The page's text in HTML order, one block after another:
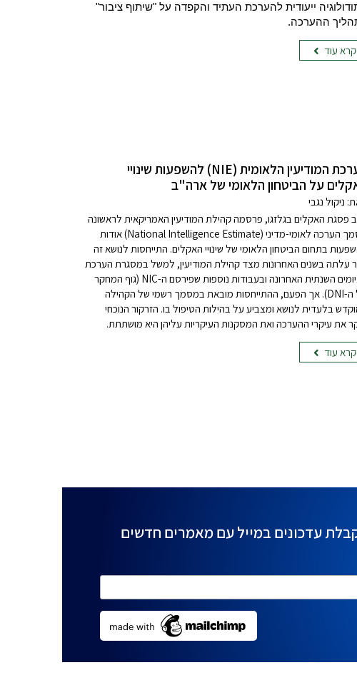
ייעודית להערכת העתיד והקפדה על "שיתוף ציבור"
ההערכה.
קרא עוד
הערכת המודיעין הלאומית (NIE) להשפעות שינויי
על הביטחון הלאומי של ארה"ב
ניקול נגבי
פסגת האקלים בגלזגו, פרסמה קהילת המודיעין האמריקאית לראשונה
מסמך הערכה לאומי-מדיני (National Intelligence Estimate) אודות
בתחום הביטחון הלאומי של שינויי האקלים. התייחסות לנושא זה
עלתה בשנים האחרונות מצד קהילת המודיעין, למשל במסגרת הערכת
האיומים השנתית האחרונה ובעבודות נוספות שפירסם ה-NIC (גוף המחקר
של ה-DNI). אך הפעם, ההתייחסות מובאת במסמך רשמי של הקהילה
בלעדית לנושא ומצביע על בהילות הטיפול בו. הזרקור הנוכחי
את עיקרי ההערכה ואת המסקנות העיקריות עליהן היא מושתתת.
קרא עוד
עדכונים במייל עם מאמרים חדשים